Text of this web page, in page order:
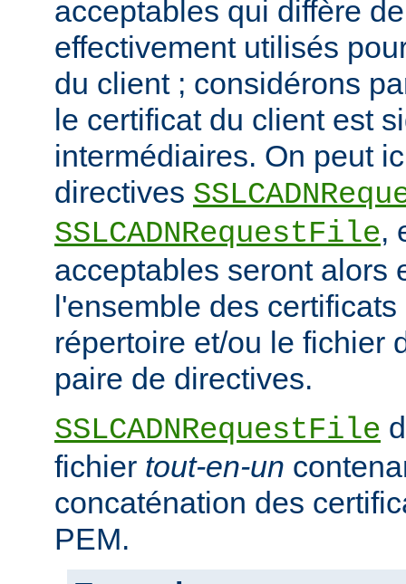
acceptables qui diffère
effectivement utilisés
du client ; considérons
le certificat du client est
intermédiaires. On peut
directives
SSLCADNRequestFile,
acceptables seront alors
l'ensemble des
répertoire et/ou le fichier
paire de directives.
SSLCADNRequestFile
fichier tout-en-un
concaténation des
PEM.